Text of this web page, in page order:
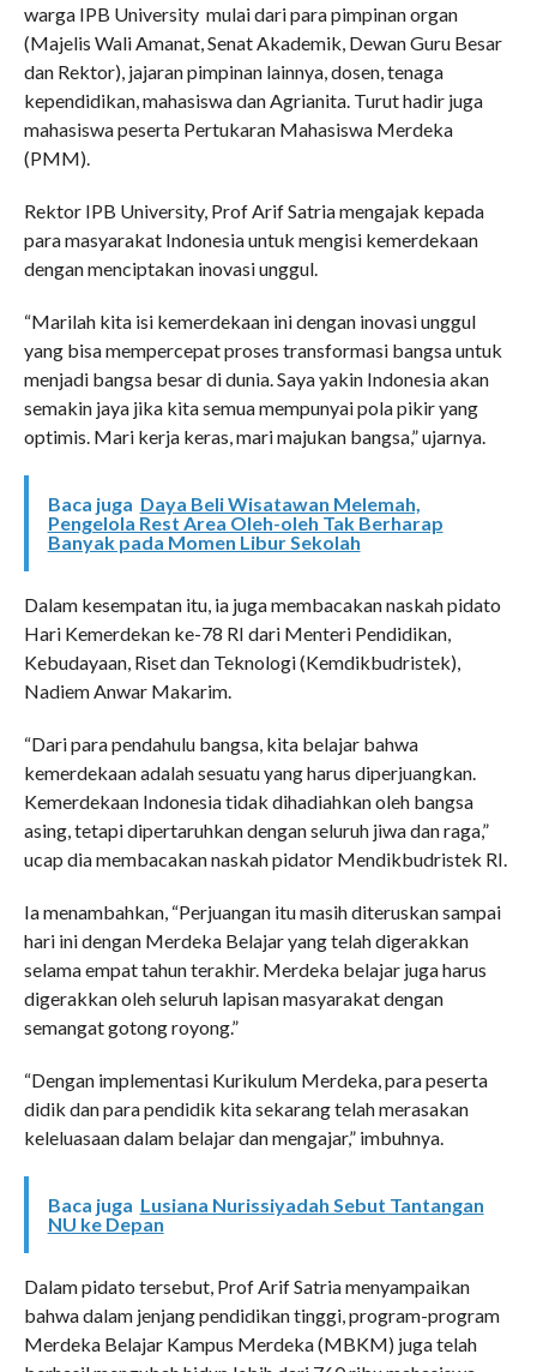
warga IPB University mulai dari para pimpinan organ
(Majelis Wali Amanat, Senat Akademik, Dewan Guru Besar
dan Rektor), jajaran pimpinan lainnya, dosen, tenaga
kependidikan, mahasiswa dan Agrianita. Turut hadir juga
mahasiswa peserta Pertukaran Mahasiswa Merdeka
(PMM).
Rektor IPB University, Prof Arif Satria mengajak kepada
para masyarakat Indonesia untuk mengisi kemerdekaan
dengan menciptakan inovasi unggul.
“Marilah kita isi kemerdekaan ini dengan inovasi unggul
yang bisa mempercepat proses transformasi bangsa untuk
menjadi bangsa besar di dunia. Saya yakin Indonesia akan
semakin jaya jika kita semua mempunyai pola pikir yang
optimis. Mari kerja keras, mari majukan bangsa,” ujarnya.
Baca juga Daya Beli Wisatawan Melemah,
Pengelola Rest Area Oleh-oleh Tak Berharap
Banyak pada Momen Libur Sekolah
Dalam kesempatan itu, ia juga membacakan naskah pidato
Hari Kemerdekan ke-78 RI dari Menteri Pendidikan,
Kebudayaan, Riset dan Teknologi (Kemdikbudristek),
Nadiem Anwar Makarim.
“Dari para pendahulu bangsa, kita belajar bahwa
kemerdekaan adalah sesuatu yang harus diperjuangkan.
Kemerdekaan Indonesia tidak dihadiahkan oleh bangsa
asing, tetapi dipertaruhkan dengan seluruh jiwa dan raga,”
ucap dia membacakan naskah pidator Mendikbudristek RI.
Ia menambahkan, “Perjuangan itu masih diteruskan sampai
hari ini dengan Merdeka Belajar yang telah digerakkan
selama empat tahun terakhir. Merdeka belajar juga harus
digerakkan oleh seluruh lapisan masyarakat dengan
semangat gotong royong.”
“Dengan implementasi Kurikulum Merdeka, para peserta
didik dan para pendidik kita sekarang telah merasakan
keleluasaan dalam belajar dan mengajar,” imbuhnya.
Baca juga Lusiana Nurissiyadah Sebut Tantangan
NU ke Depan
Dalam pidato tersebut, Prof Arif Satria menyampaikan
bahwa dalam jenjang pendidikan tinggi, program-program
Merdeka Belajar Kampus Merdeka (MBKM) juga telah